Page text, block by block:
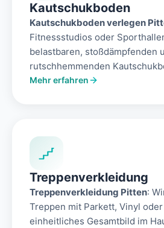
Kautschukboden
Kautschukboden verlegen
Fitnessstudios oder
belastbaren, stoßdämpfenden
rutschhemmenden
Mehr erfahren
Treppenverkleidung
Treppenverkleidung Pitten:
Treppen mit Parkett, Vinyl
einheitliches Gesamtbild im